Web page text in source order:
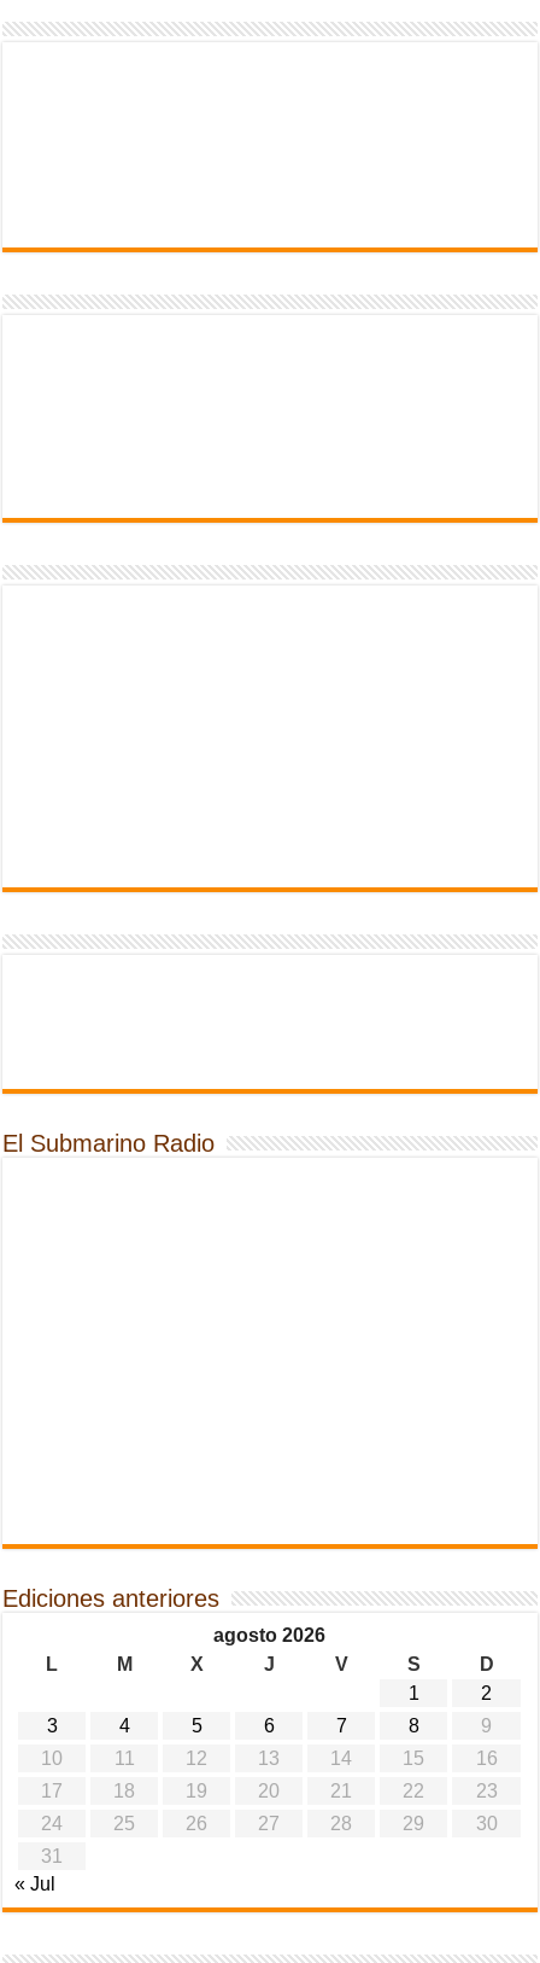
El Submarino Radio
Ediciones anteriores
agosto 2026
L
M X J V S
D
1
2
3
4 5 6 7 8
9
10
11 12 13 14 15
16
17
18 19 20 21 22
23
24
25 26 27 28 29
30
31
« Jul